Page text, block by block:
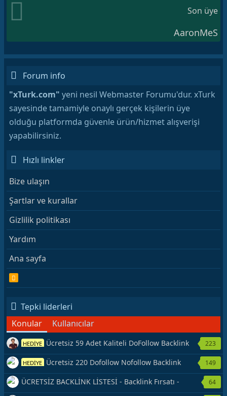
Son üye
AaronMeS
Forum info
"xTurk.com" yeni nesil Webmaster Forumu'dur. xTurk
sayesinde tamamiyle onaylı gerçek kişilerin üye
olduğu platformda güvenle ürün/hizmet alışverişi
yapabilirsiniz.
Hızlı linkler
Bize ulaşın
Şartlar ve kurallar
Gizlilik politikası
Yardım
Ana sayfa
R
S
Tepki liderleri
Konular
Kullanıcılar
HEDİYE Ücretsiz 59 Adet Kaliteli DoFollow Backlink
Kaynağı Veriyorum.
223
HEDİYE Ücretsiz 220 Dofollow Nofollow Backlink
Veriyorum
149
ÜCRETSİZ BACKLİNK LİSTESİ - Backlink Fırsatı -
Hemen Yetiş!
64